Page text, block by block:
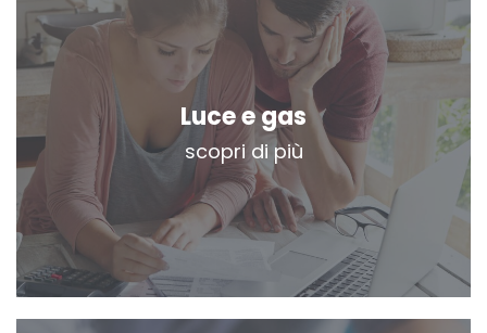
Luce e gas
scopri di più